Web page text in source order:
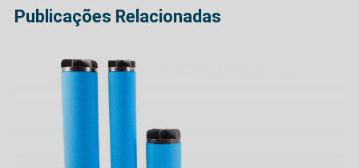
Publicações Relacionadas